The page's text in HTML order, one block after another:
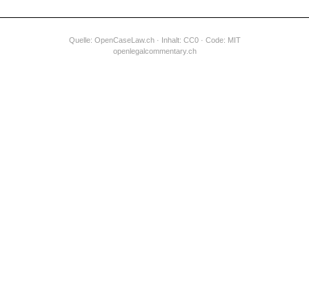
Quelle: OpenCaseLaw.ch· Inhalt: CC0 · Code: MIT
openlegalcommentary.ch